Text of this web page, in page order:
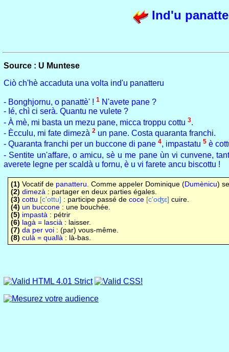
Ind'u
Source : U Muntese
Ciò ch'hè accaduta una volta ind'u panatteru
- Bonghjornu, o panattè' ! 1 N'avete pane ?
- Ié, chì ci serà. Quantu ne vulete ?
- À mè, mi basta un mezu pane, micca troppu cottu 3.
- Ècculu, mi fate dimezà 2 un pane. Costa quaranta franchi.
- Quaranta franchi per un buccone di pane 4, impastatu 5 è
- Sentite un'affare, o amicu, sè u me pane ùn vi cunvene,
averete legne per scaldà u fornu, è u vi farete ancu biscottu !
(1) Vocatif de panatteru . Comme appeler Dominique (Dumènicu)
(2) dimezà : partager en deux parties égales.
(3) cottu [c'ottu] : participe passé de coce [c'oʤɛ] cuire.
(4) un buccone: une bouchée.
(5) impastà : pétrir
(6) lagà = lascià : laisser.
(7) da per voi: (par) vous-même.
(8) culà = quallà : là-bas.